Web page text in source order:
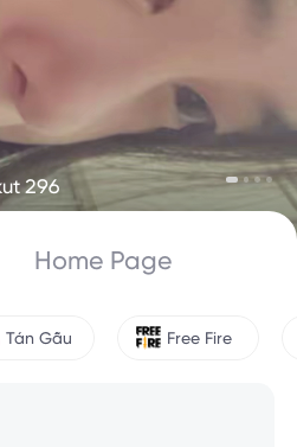
296
Home Page
Tán Gẫu Free Fire